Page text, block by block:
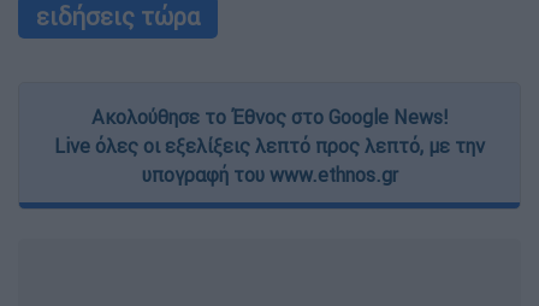
ειδήσεις τώρα
Ακολούθησε το Έθνος στο Google News!
Live όλες οι εξελίξεις λεπτό προς λεπτό, με την
υπογραφή του www.ethnos.gr